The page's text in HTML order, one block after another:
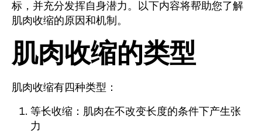
标，并充分发挥自身潜力。以下内容将帮助您了解
肌肉收缩的原因和机制。
肌肉收缩的类型
肌肉收缩有四种类型：
等长收缩：肌肉在不改变长度的条件下产生张
力